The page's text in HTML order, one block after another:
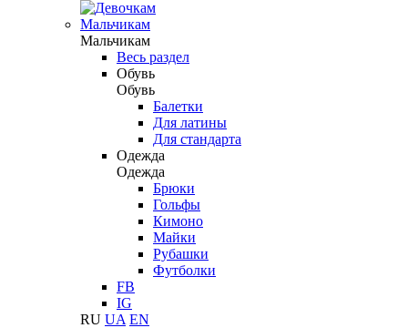
Мальчикам
Мальчикам
Весь раздел
Обувь
Обувь
Балетки
Для латины
Для стандарта
Одежда
Одежда
Брюки
Гольфы
Кимоно
Майки
Рубашки
Футболки
FB
IG
RU UA EN